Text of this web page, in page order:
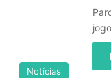
jogo
Notícias